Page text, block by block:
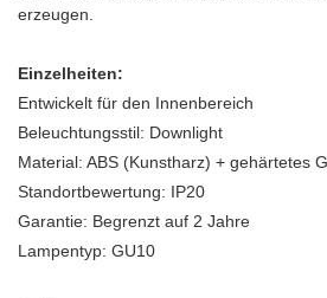
erzeugen.
Einzelheiten:
Entwickelt für den Innenbereich
Beleuchtungsstil: Downlight
Material: ABS (Kunstharz) + gehärtetes
Standortbewertung: IP20
Garantie: Begrenzt auf 2 Jahre
Lampentyp: GU10